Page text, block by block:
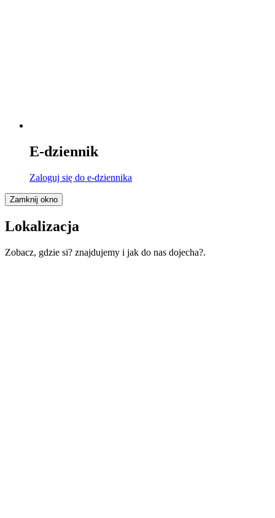
E-dziennik
Zaloguj się do e-dziennika
Zamknij okno
Lokalizacja
Zobacz, gdzie si? znajdujemy i jak do nas dojecha?.